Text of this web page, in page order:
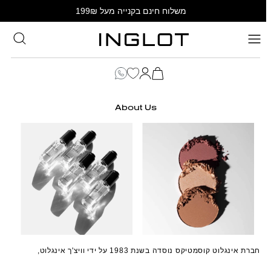
КОНТЕНТУ
משלוח חינם בקנייה מעל 199₪
Войти
Корзина
About Us
חברת אינגלוט קוסמטיקס נוסדה בשנת 1983 על ידי וויצ'ך אינגלוט,